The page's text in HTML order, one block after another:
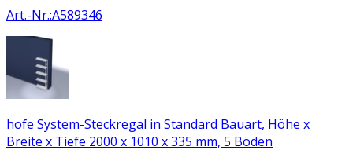
Art.-Nr.:A589346
hofe System-Steckregal in Standard Bauart, Höhe x
Breite x Tiefe 2000 x 1010 x 335 mm, 5 Böden